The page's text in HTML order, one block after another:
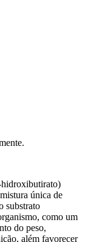
única de
substrato
como um
do peso,
além favorecer